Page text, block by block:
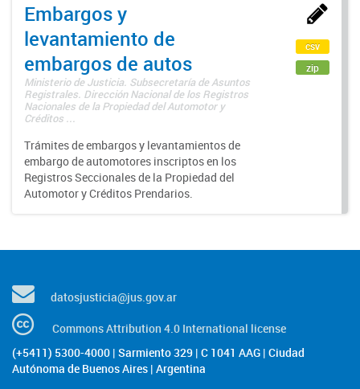
Embargos y
levantamiento de
embargos de autos
Ministerio de Justicia. Subsecretaría de Asuntos
Registrales. Dirección Nacional de los Registros
Nacionales de la Propiedad del Automotor y
Créditos ...
Trámites de embargos y levantamientos de
embargo de automotores inscriptos en los
Registros Seccionales de la Propiedad del
Automotor y Créditos Prendarios.
csv
zip
datosjusticia@jus.gov.ar
Commons Attribution 4.0 International license
(+5411) 5300-4000 | Sarmiento 329 | C 1041 AAG | Ciudad
Autónoma de Buenos Aires | Argentina